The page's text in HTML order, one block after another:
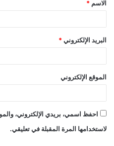
الاسم *
البريد الإلكتروني *
الموقع الإلكتروني
احفظ اسمي، بريدي الإلكتروني،
لاستخدامها المرة المقبلة في تعليقي.